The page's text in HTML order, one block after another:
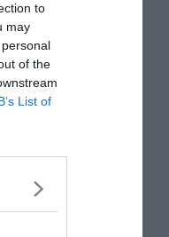
to
may
of the
List of